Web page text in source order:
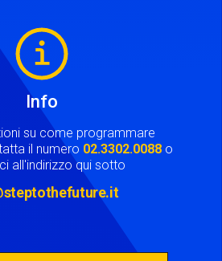
Info
su come programmare
il numero 02.3302.0088 o
all'indirizzo qui sotto